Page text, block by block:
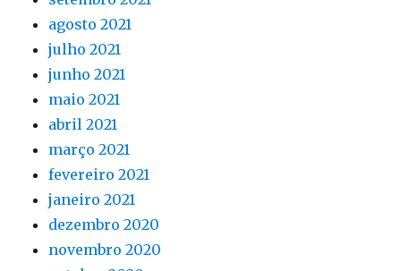
agosto 2021
julho 2021
junho 2021
maio 2021
abril 2021
março 2021
fevereiro 2021
janeiro 2021
dezembro 2020
novembro 2020